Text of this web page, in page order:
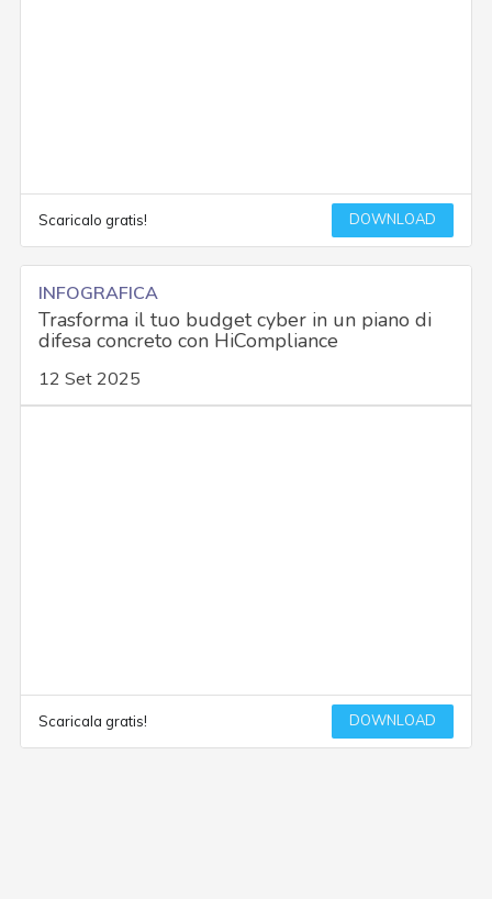
Scaricalo gratis! DOWNLOAD
INFOGRAFICA
Trasforma il tuo budget cyber in un piano di
difesa concreto con HiCompliance
12 Set 2025
Scaricala gratis! DOWNLOAD